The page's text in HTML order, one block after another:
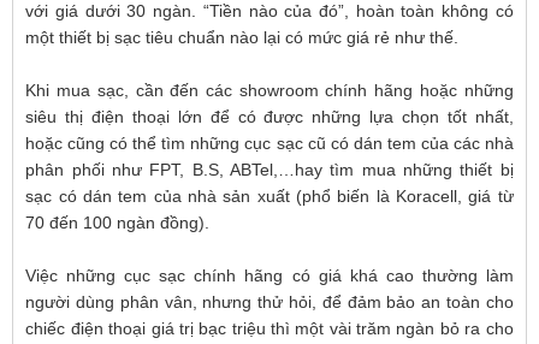
với giá dưới 30 ngàn. “Tiền nào của đó”, hoàn toàn không có
một thiết bị sạc tiêu chuẩn nào lại có mức giá rẻ như thế.
Khi mua sạc, cần đến các showroom chính hãng hoặc những
siêu thị điện thoại lớn để có được những lựa chọn tốt nhất,
hoặc cũng có thể tìm những cục sạc cũ có dán tem của các nhà
phân phối như FPT, B.S, ABTel,…hay tìm mua những thiết bị
sạc có dán tem của nhà sản xuất (phổ biến là Koracell, giá từ
70 đến 100 ngàn đồng).
Việc những cục sạc chính hãng có giá khá cao thường làm
người dùng phân vân, nhưng thử hỏi, để đảm bảo an toàn cho
chiếc điện thoại giá trị bạc triệu thì một vài trăm ngàn bỏ ra cho